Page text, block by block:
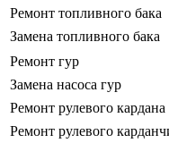
Ремонт топливного бака
Замена топливного бака
Ремонт гур
Замена насоса гур
Ремонт рулевого кардана
Ремонт рулевого